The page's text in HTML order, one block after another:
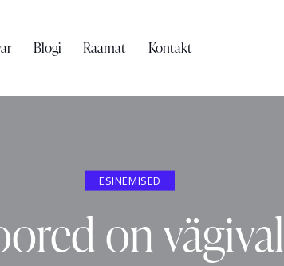
Blogi Raamat Kontakt
ESINEMISED
on